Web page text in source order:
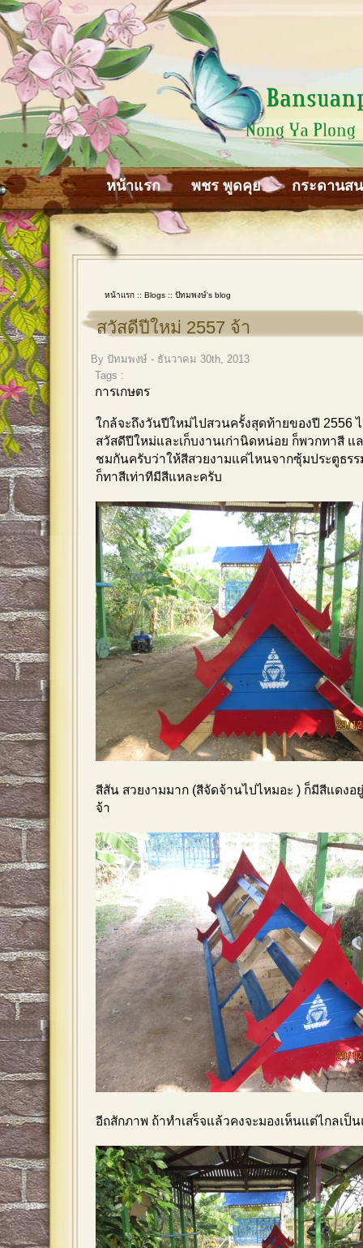
หน้าแรก พชร พูดคุย กระดานส
หน้าแรก :: Blogs :: ปัทมพงษ์'s blog
สวัสดีปีใหม่ 2557 จ้า
By ปัทมพงษ์ - ธันวาคม 30th, 2013
Tags :
การเกษตร
ใกล้จะถึงวันปีใหม่ไปสวนครั้งสุดท้ายของปี 2556
สวัสดีปีใหม่และเก็บงานเก่านิดหน่อย ก็พวกทาสี
ชมกันครับว่าให้สีสวยงามแค่ไหนจากซุ้มประตูธรร
ก็ทาสีเท่าทีมีสีแหละครับ
สีสัน สวยงามมาก (สีจัดจ้านไปไหมอะ ) ก็มีสีแดงอ
จ้า
อีถสักภาพ ถ้าทำเสร็จแล้วคงจะมองเห็นแต่ไกลเ